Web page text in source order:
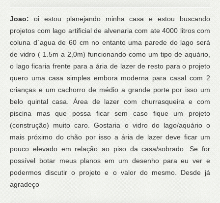
Joao: oi estou planejando minha casa e estou buscando
projetos com lago artificial de alvenaria com ate 4000 litros com
coluna d`agua de 60 cm no entanto uma parede do lago será
de vidro ( 1.5m a 2,0m) funcionando como um tipo de aquário,
o lago ficaria frente para a ária de lazer de resto para o projeto
quero uma casa simples embora moderna para casal com 2
crianças e um cachorro de médio a grande porte por isso um
belo quintal casa. Área de lazer com churrasqueira e com
piscina mas que possa ficar sem caso fique um projeto
(construção) muito caro. Gostaria o vidro do lago/aquário o
mais próximo do chão por isso a ária de lazer deve ficar um
pouco elevado em relação ao piso da casa/sobrado. Se for
possível botar meus planos em um desenho para eu ver e
podermos discutir o projeto e o valor do mesmo. Desde já
agradeço